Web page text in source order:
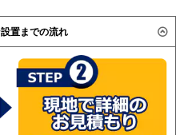
置までの流れ